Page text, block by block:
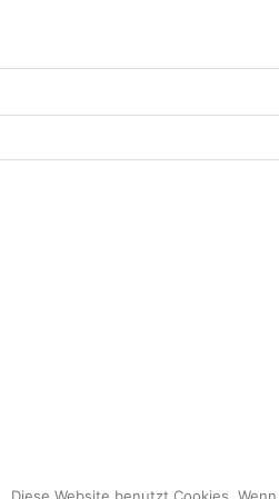
Suidobashi Theme von Elmastudio . Powered by